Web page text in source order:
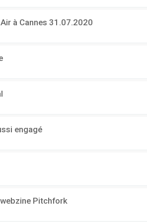
à Cannes 31.07.2020
engagé
Pitchfork